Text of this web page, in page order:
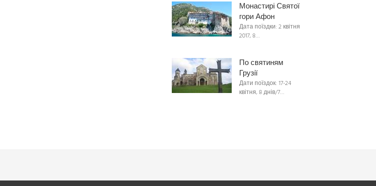
Монастирі Святої
гори Афон
Дата поїздки: 2 квітня
2017, 8…
По святиням
Грузії
Дати поїздок: 17-24
квітня, 8 днів/7…